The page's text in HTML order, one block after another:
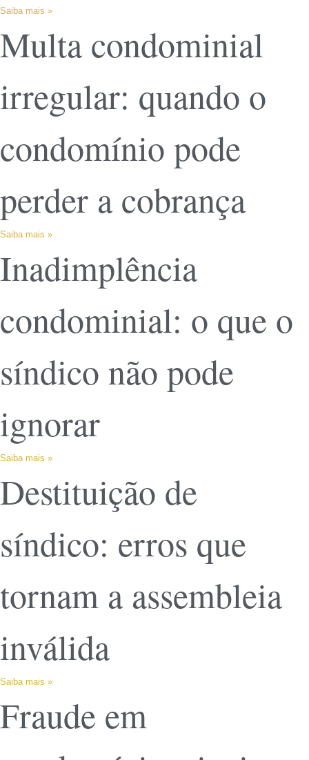
Saiba mais »
Multa condominial
irregular: quando o
condomínio pode
perder a cobrança
Saiba mais »
Inadimplência
condominial: o que o
síndico não pode
ignorar
Saiba mais »
Destituição de
síndico: erros que
tornam a assembleia
inválida
Saiba mais »
Fraude em